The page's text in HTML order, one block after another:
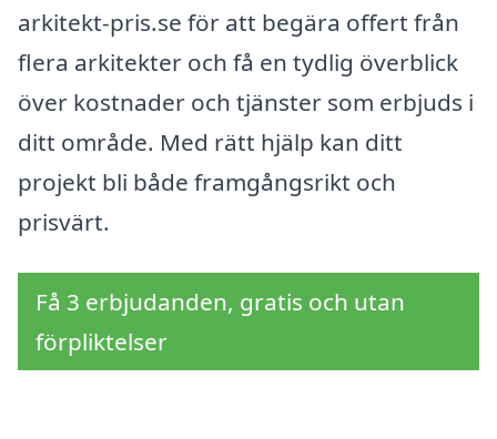
arkitekt-pris.se för att begära offert från
flera arkitekter och få en tydlig överblick
över kostnader och tjänster som erbjuds i
ditt område. Med rätt hjälp kan ditt
projekt bli både framgångsrikt och
prisvärt.
Få 3 erbjudanden, gratis och utan
förpliktelser